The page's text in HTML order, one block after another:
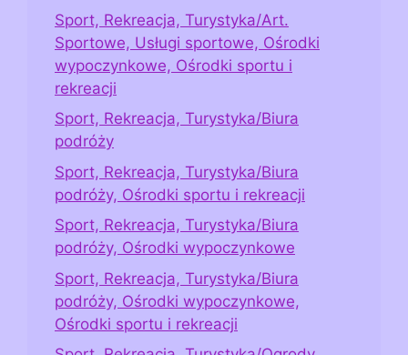
Sport, Rekreacja, Turystyka/Art.
Sportowe, Usługi sportowe, Ośrodki
wypoczynkowe, Ośrodki sportu i
rekreacji
Sport, Rekreacja, Turystyka/Biura
podróży
Sport, Rekreacja, Turystyka/Biura
podróży, Ośrodki sportu i rekreacji
Sport, Rekreacja, Turystyka/Biura
podróży, Ośrodki wypoczynkowe
Sport, Rekreacja, Turystyka/Biura
podróży, Ośrodki wypoczynkowe,
Ośrodki sportu i rekreacji